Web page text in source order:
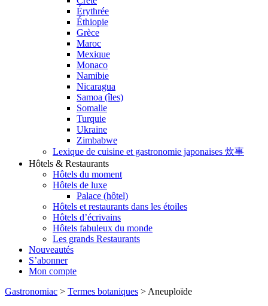
Érythrée
Éthiopie
Grèce
Maroc
Mexique
Monaco
Namibie
Nicaragua
Samoa (îles)
Somalie
Turquie
Ukraine
Zimbabwe
Lexique de cuisine et gastronomie japonaises 炊事
Hôtels & Restaurants
Hôtels du moment
Hôtels de luxe
Palace (hôtel)
Hôtels et restaurants dans les étoiles
Hôtels d’écrivains
Hôtels fabuleux du monde
Les grands Restaurants
Nouveautés
S’abonner
Mon compte
Gastronomiac > Termes botaniques > Aneuploïde